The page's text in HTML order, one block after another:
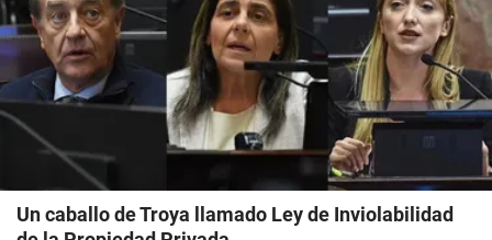
Un caballo de Troya llamado Ley de Inviolabilidad